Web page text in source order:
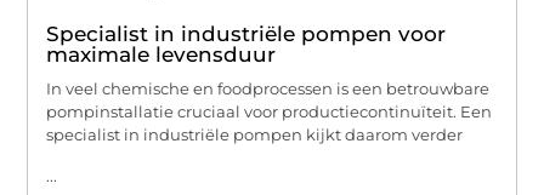
Specialist in industriële pompen voor
maximale levensduur
In veel chemische en foodprocessen is een betrouwbare
pompinstallatie cruciaal voor productiecontinuïteit. Een
specialist in industriële pompen kijkt daarom verder
...